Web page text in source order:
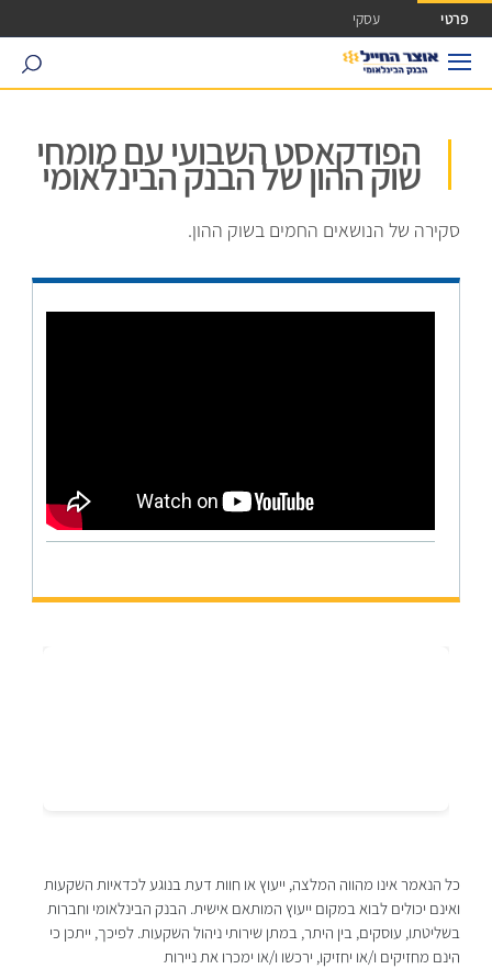
גישה ישירה לכפתור כניסה לחשבונך
פרטי עסקי
search
הפודקאסט השבועי עם מומחי
שוק ההון של הבנק הבינלאומי
סקירה של הנושאים החמים בשוק ההון.
כל הנאמר אינו מהווה המלצה, ייעוץ או חוות דעת בנוגע לכדאיות השקעות
ואינם יכולים לבוא במקום ייעוץ המותאם אישית. הבנק הבינלאומי וחברות
בשליטתו, עוסקים, בין היתר, במתן שירותי ניהול השקעות. לפיכך, ייתכן כי
הינם מחזיקים ו/או יחזיקו, ירכשו ו/או ימכרו את ניירות